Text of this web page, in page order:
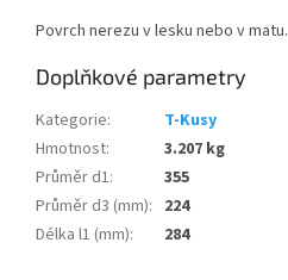
Povrch nerezu v lesku nebo v matu.
Doplňkové parametry
Kategorie:
T-Kusy
Hmotnost:
3.207 kg
Průměr d1:
355
Průměr d3 (mm): 224
Délka l1 (mm): 284